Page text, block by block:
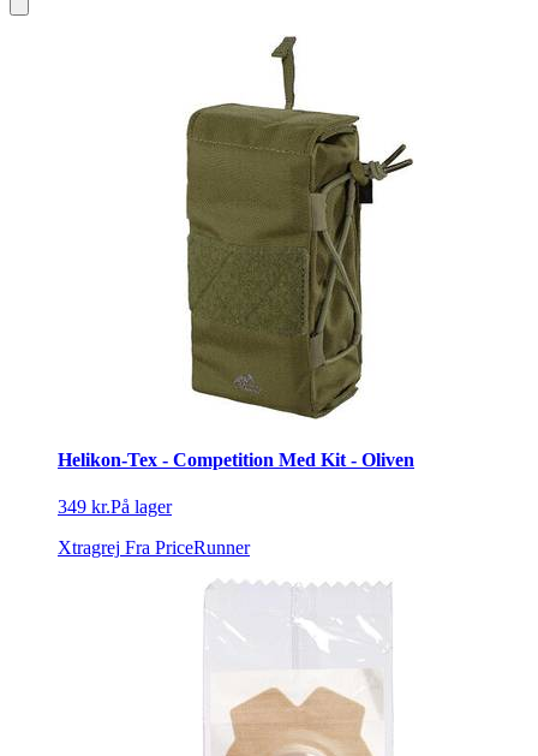
Helikon-Tex - Competition Med Kit - Oliven
349 kr.På lager
Xtragrej Fra PriceRunner